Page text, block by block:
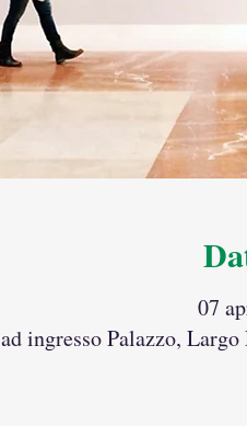
07
ingresso Palazzo,